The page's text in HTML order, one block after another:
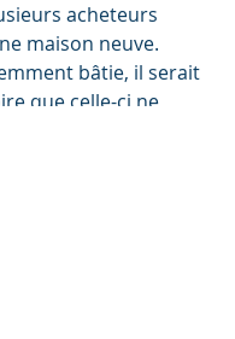
acheteurs
maison neuve.
bâtie, il serait
que celle-ci ne